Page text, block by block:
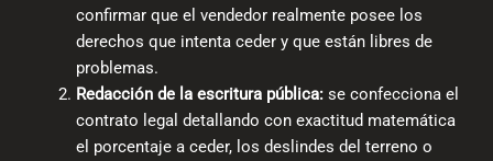
confirmar que el vendedor realmente posee los
derechos que intenta ceder y que están libres de
problemas.
Redacción de la escritura pública:se confecciona el
contrato legal detallando con exactitud matemática
el porcentaje a ceder, los deslindes del terreno o